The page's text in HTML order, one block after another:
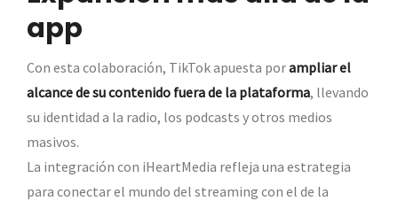
app
Con esta colaboración, TikTok apuesta porampliar el
alcance de su contenido fuera de la plataforma, llevando
su identidad a la radio, los podcasts y otros medios
masivos.
La integración con iHeartMedia refleja una estrategia
para conectar el mundo del streaming con el de la